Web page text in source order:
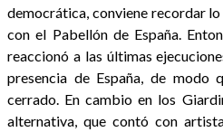
democrática, conviene recordar
con el Pabellón de España.
reaccionó a las últimas
presencia de España, de modo
cerrado. En cambio en los
alternativa, que contó con